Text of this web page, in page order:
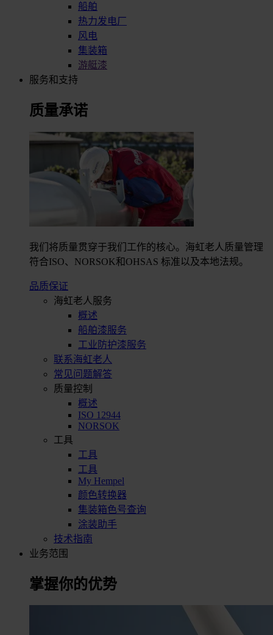
船舶
热力发电厂
风电
集装箱
游艇漆
服务和支持
质量承诺
我们将质量贯穿于我们工作的核心。海虹老人质量管理
符合ISO、NORSOK和OHSAS 标准以及本地法规。
品质保证
海虹老人服务
概述
船舶漆服务
工业防护漆服务
联系海虹老人
常见问题解答
质量控制
概述
ISO 12944
NORSOK
工具
工具
工具
My Hempel
颜色转换器
集装箱色号查询
涂装助手
技术指南
业务范围
掌握你的优势